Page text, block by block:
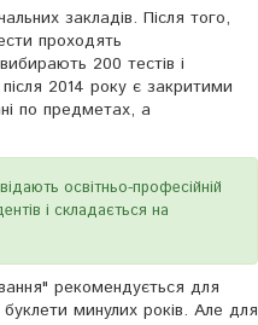
закладів. Після того,
проходять
200 тестів і
2014 року є закритими
по предметах, а
освітньо-професійній
і складається на
рекомендується для
буклети минулих років. Але для